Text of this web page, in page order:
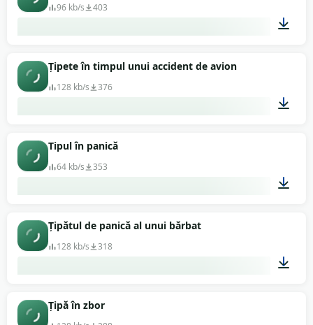
96 kb/s 403
Țipete în timpul unui accident de avion
128 kb/s 376
Tipul în panică
64 kb/s 353
Țipătul de panică al unui bărbat
128 kb/s 318
Țipă în zbor